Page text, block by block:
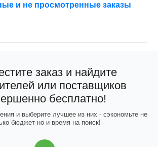
и не просмотренные заказы
заказ и найдите
или поставщиков
бесплатно!
и выберите лучшее из них - сэкономьте не
бюджет но и время на поиск!